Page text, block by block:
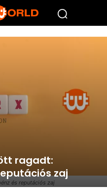
és reputációs zaj
ragadt:
zaj